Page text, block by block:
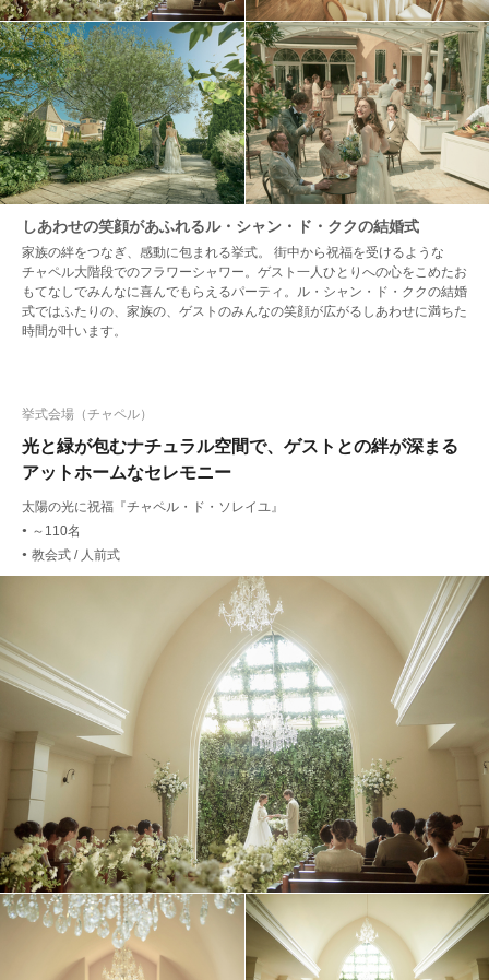
しあわせの笑顔があふれるル・シャン・ド・ククの結婚式
家族の絆をつなぎ、感動に包まれる挙式。 街中から祝福を受けるような
チャペル大階段でのフラワーシャワー。ゲスト一人ひとりへの心をこめたお
もてなしでみんなに喜んでもらえるパーティ。ル・シャン・ド・ククの結婚
式ではふたりの、家族の、ゲストのみんなの笑顔が広がるしあわせに満ちた
時間が叶います。
光と緑が包むナチュラル空間で、ゲストとの絆が深まる
アットホームなセレモニー
挙式会場（チャペル）
太陽の光に祝福『チャペル・ド・ソレイユ』
● ～110名
● 教会式 / 人前式